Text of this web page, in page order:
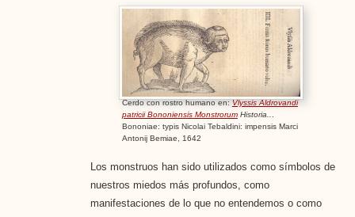
Cerdo con rostro humano en:Vlyssis Aldrovandi
patricii Bononiensis MonstrorumHistoria..
Bononiae: typis Nicolai Tebaldini: impensis Marci
Antonij Bemiae, 1642
Los monstruos han sido utilizados como símbolos de
nuestros miedos más profundos, como
manifestaciones de lo que no entendemos o como